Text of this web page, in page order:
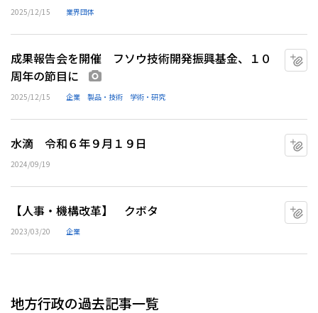
2025/12/15 業界団体
成果報告会を開催 フソウ技術開発振興基金、１０
周年の節目に
2025/12/15 企業 製品・技術 学術・研究
水滴 令和６年９月１９日
2024/09/19
【人事・機構改革】 クボタ
2023/03/20 企業
地方行政の過去記事一覧